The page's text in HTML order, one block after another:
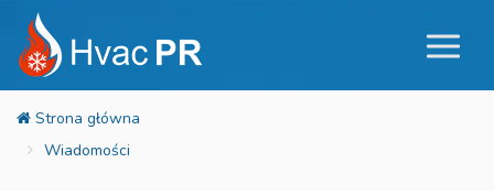
Wiadomości